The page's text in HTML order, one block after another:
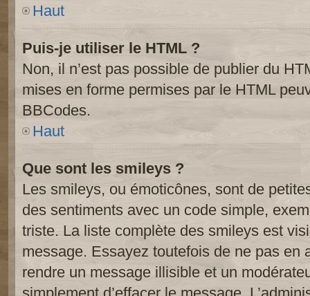
Haut
Puis-je utiliser le HTML ?
Non, il n’est pas possible de publier du
mises en forme permises par le HTML
BBCodes.
Haut
Que sont les smileys ?
Les smileys, ou émoticônes, sont de
des sentiments avec un code simple,
triste. La liste complète des smileys est
message. Essayez toutefois de ne pas en
rendre un message illisible et un